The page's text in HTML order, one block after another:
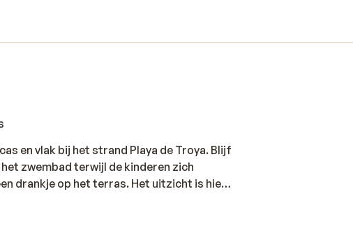
en vlak bij het strand Playa de Troya. Blijf
zwembad terwijl de kinderen zich
drankje op het terras. Het uitzicht is hier
verte zie je het eiland La Gomera